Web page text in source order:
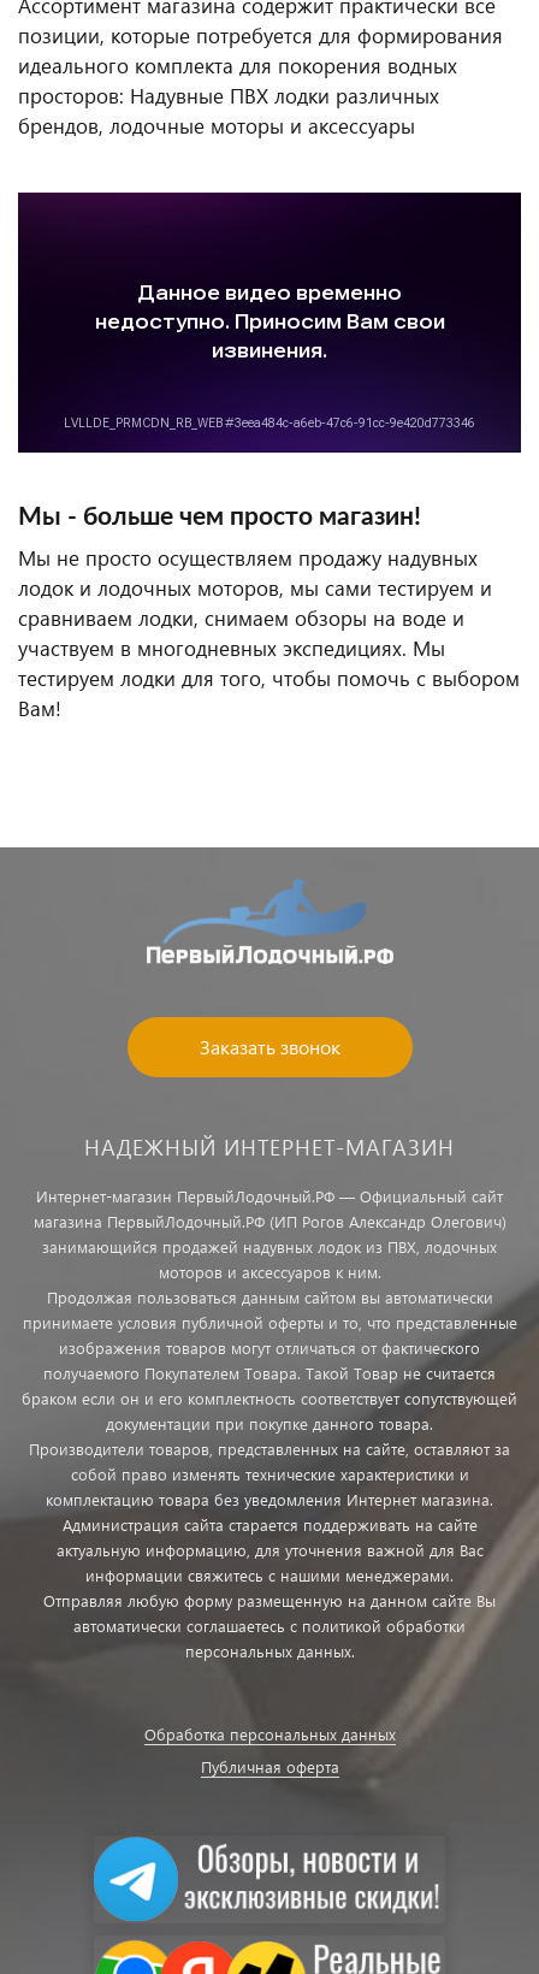
позиции, которые потребуется для формирования
идеального комплекта для покорения водных
просторов: Надувные ПВХ лодки различных
брендов, лодочные моторы и аксессуары
Мы - больше чем просто магазин!
Мы не просто осуществляем продажу надувных
лодок и лодочных моторов, мы сами тестируем и
сравниваем лодки, снимаем обзоры на воде и
участвуем в многодневных экспедициях. Мы
тестируем лодки для того, чтобы помочь с выбором
Вам!
Заказать звонок
НАДЕЖНЫЙ ИНТЕРНЕТ-МАГАЗИН
Интернет-магазин ПервыйЛодочный.РФ — Официальный сайт
магазина ПервыйЛодочный.РФ (ИП Рогов Александр Олегович)
занимающийся продажей надувных лодок из ПВХ, лодочных
моторов и аксессуаров к ним.
Продолжая пользоваться данным сайтом вы автоматически
принимаете условия публичной оферты и то, что представленные
изображения товаров могут отличаться от фактического
получаемого Покупателем Товара. Такой Товар не считается
браком если он и его комплектность соответствует сопутствующей
документации при покупке данного товара.
Производители товаров, представленных на сайте, оставляют за
собой право изменять технические характеристики и
комплектацию товара без уведомления Интернет магазина.
Администрация сайта старается поддерживать на сайте
актуальную информацию, для уточнения важной для Вас
информации свяжитесь с нашими менеджерами.
Отправляя любую форму размещенную на данном сайте Вы
автоматически соглашаетесь с политикой обработки
персональных данных.
Обработка персональных данных
Публичная оферта